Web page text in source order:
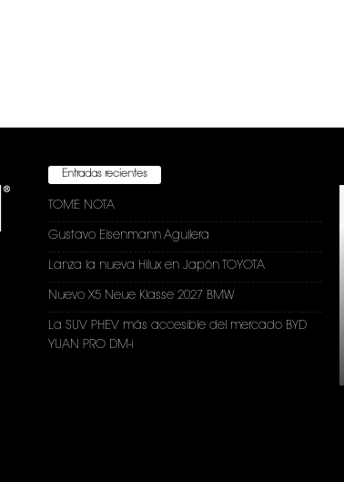
Entradas recientes
TOME NOTA
Gustavo Eisenmann Aguilera
Lanza la nueva Hilux en Japón TOYOTA
Nuevo X5 Neue Klasse 2027 BMW
La SUV PHEV más accesible del mercado BYD
YUAN PRO DM-i